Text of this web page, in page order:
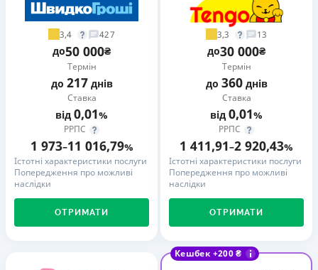
3,4 427
до50 000₴
Термін
до 217днів
Ставка
від 0,01%
РРПС
1 973–11 016,79%
Істотні характеристики послуги
Попередження про можливі
наслідки
ОТРИМАТИ
3,3 13
до30 000₴
Термін
до 360днів
Ставка
від 0,01%
РРПС
1 411,91–2 920,43%
Істотні характеристики послуги
Попередження про можливі
наслідки
ОТРИМАТИ
Кешбек +200 ₴